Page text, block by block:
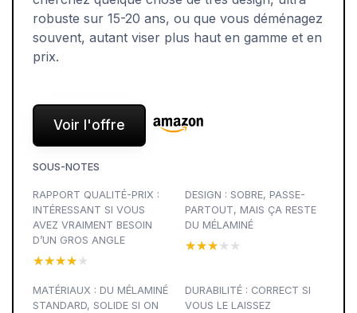
robuste sur 15-20 ans, ou que vous déménagez
souvent, autant viser plus haut en gamme et en
prix.
Voir l'offre
SOUS-NOTES
RAPPORT QUALITÉ-PRIX :
INTÉRESSANT SI VOUS
AVEZ VRAIMENT BESOIN
D’UN GROS ANGLE
★★★★★
★★★★★
DESIGN : SOBRE, PASSE-
PARTOUT, MAIS ÇA RESTE
DU MÉLAMINÉ
★★★★★
★★★★★
MATÉRIAUX : DU MÉLAMINÉ
STANDARD, SOLIDE SI ON
DURABILITÉ : CORRECT SI
VOUS LE LAISSEZ